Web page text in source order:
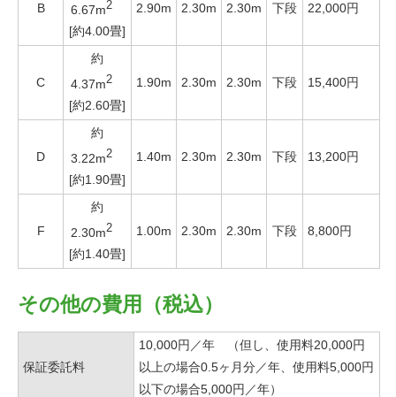
B
6.67m2
[約4.00畳]
2.90m 2.30m 2.30m 下段 22,000円
C
約
4.37m2
[約2.60畳]
1.90m 2.30m 2.30m 下段 15,400円
D
約
3.22m2
[約1.90畳]
1.40m 2.30m 2.30m 下段 13,200円
F
約
2.30m2
[約1.40畳]
1.00m 2.30m 2.30m 下段 8,800円
その他の費用（税込）
保証委託料
10,000円／年 （但し、使用料20,000円
以上の場合0.5ヶ月分／年、使用料5,000円
以下の場合5,000円／年）